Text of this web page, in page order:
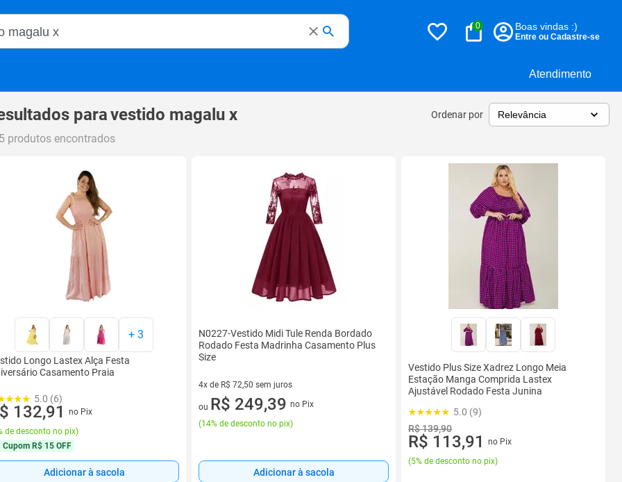
Atendimento
Magalu
0 Boas vindas :)
Entre ou Cadastre-se
paravestido magalu x Ordenar por
produtos encontrados
+ 3
Longo Lastex Alça Festa
Casamento Praia
5.0 (6)
132,91
no Pix
de desconto no pix)
Cupom R$ 15 OFF
Adicionar à sacola
N0227-Vestido Midi Tule Renda Bordado
Rodado Festa Madrinha Casamento Plus
Size
4x de R$ 72,50 sem juros
4 vez de R$ 72,50 sem juros
ou R$ 249,39 no Pix
(14% de desconto no pix)
Adicionar à sacola
Vestido Plus Size Xadrez Longo Meia
Estação Manga Comprida Lastex
Ajustável Rodado Festa Junina
5.0 (9)
R$ 139,90
R$ 113,91
no Pix
(5% de desconto no pix)